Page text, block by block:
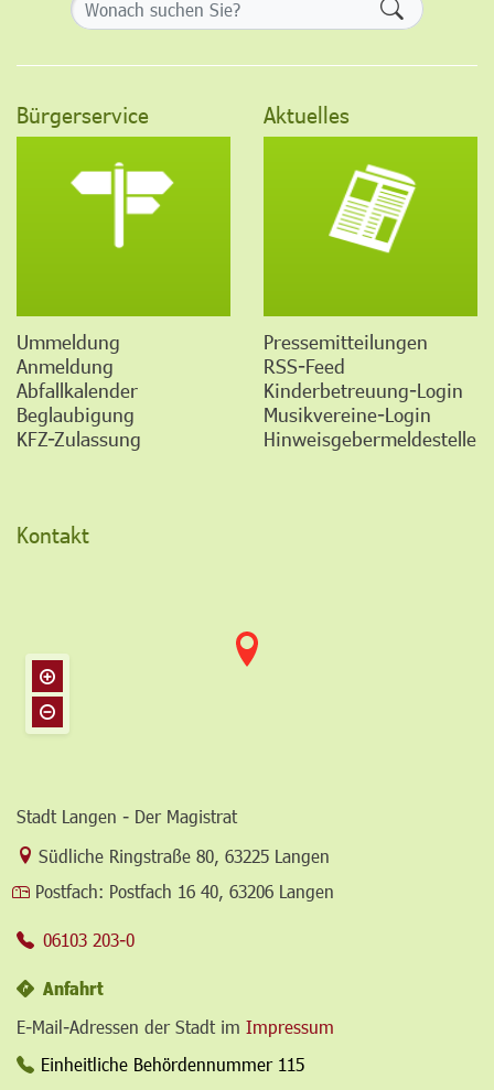
Bürgerservice
Ummeldung
Anmeldung
Abfallkalender
Beglaubigung
KFZ-Zulassung
Aktuelles
Pressemitteilungen
RSS-Feed
Kinderbetreuung-Login
Musikvereine-Login
Hinweisgebermeldestelle
Kontakt
Stadt Langen - Der Magistrat
Link zur Google-Maps Navigation
Südliche Ringstraße 80, 63225 Langen
Postfach: Postfach 16 40, 63206 Langen
06103 203-0
Anfahrt
E-Mail-Adressen der Stadt im Impressum
Einheitliche Behördennummer 115